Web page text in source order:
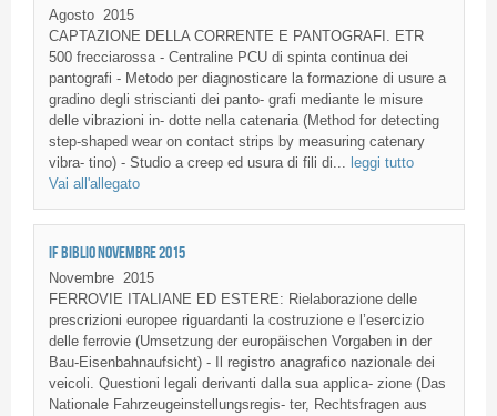
Agosto
2015
CAPTAZIONE DELLA CORRENTE E PANTOGRAFI. ETR
500 frecciarossa - Centraline PCU di spinta continua dei
pantografi - Metodo per diagnosticare la formazione di usure a
gradino degli striscianti dei panto- grafi mediante le misure
delle vibrazioni in- dotte nella catenaria (Method for detecting
step-shaped wear on contact strips by measuring catenary
vibra- tino) - Studio a creep ed usura di fili di...
leggi tutto
Vai all'allegato
IF BIBLIO NOVEMBRE 2015
Novembre 2015
FERROVIE ITALIANE ED ESTERE: Rielaborazione delle
prescrizioni europee riguardanti la costruzione e l’esercizio
delle ferrovie (Umsetzung der europäischen Vorgaben in der
Bau-Eisenbahnaufsicht) - Il registro anagrafico nazionale dei
veicoli. Questioni legali derivanti dalla sua applica- zione (Das
Nationale Fahrzeugeinstellungsregis- ter, Rechtsfragen aus